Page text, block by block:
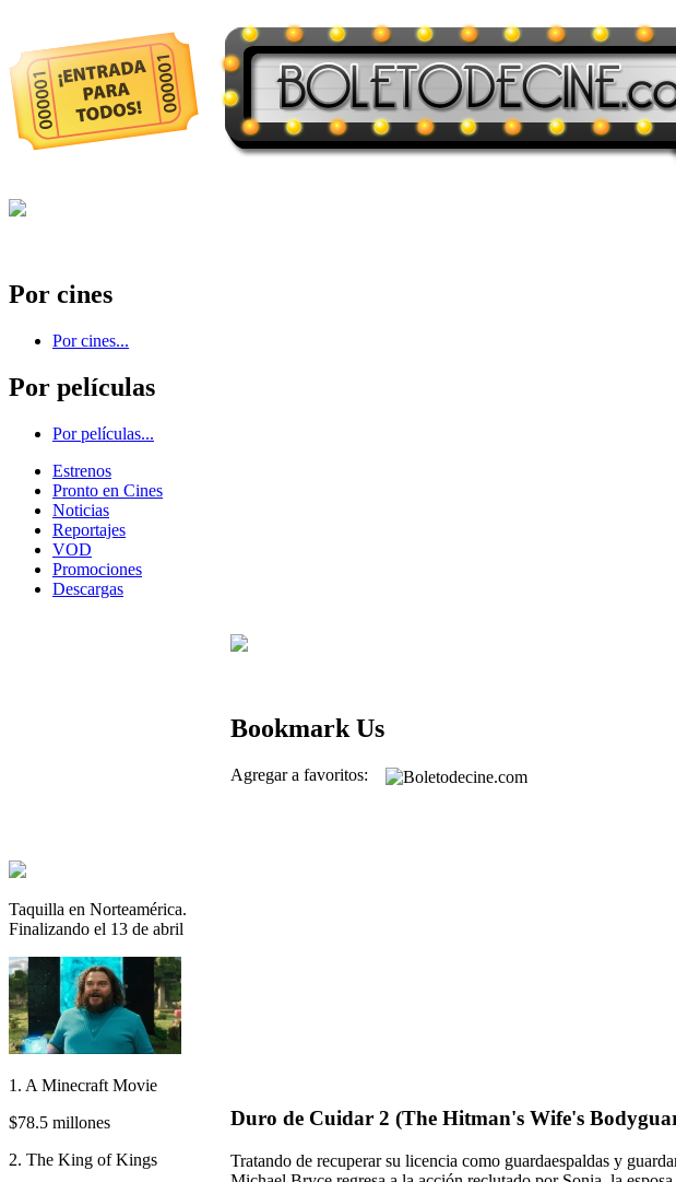
Por cines
Por cines...
Por películas
Por películas...
Estrenos
Pronto en Cines
Noticias
Reportajes
VOD
Promociones
Descargas
Taquilla en Norteamérica.
Finalizando el 13 de abril
1. A Minecraft Movie
$78.5 millones
2. The King of Kings
Bookmark Us
Agregar a favoritos:
Duro de Cuidar 2 (The Hitman's Wife's
Tratando de recuperar su licencia como guardaespaldas y